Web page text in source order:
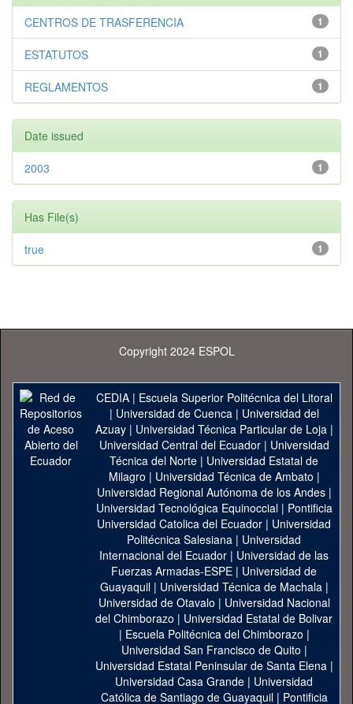
1
CENTROS DE TRASFERENCIA
1
ESTATUTOS
1
REGLAMENTOS
Date issued
1
2003
Has File(s)
1
true
Copyright 2024 ESPOL
CEDIA| Escuela Superior Politécnica del Litoral
| Universidad de Cuenca| Universidad del
Azuay| Universidad Técnica Particular de Loja|
Universidad Central del Ecuador| Universidad
Técnica del Norte | Universidad Estatal de
Milagro | Universidad Técnica de Ambato |
Universidad Regional Autónoma de los Andes|
Universidad Tecnológica Equinoccial| Pontificia
Universidad Catolica del Ecuador | Universidad
Politécnica Salesiana | Universidad
Internacional del Ecuador | Universidad de las
Fuerzas Armadas-ESPE | Universidad de
Guayaquil| Universidad Técnica de Machala|
Universidad de Otavalo | Universidad Nacional
del Chimborazo | Universidad Estatal de Bolivar
| Escuela Politécnica del Chimborazo |
Universidad San Francisco de Quito |
Universidad Estatal Peninsular de Santa Elena|
Universidad Casa Grande | Universidad
Católica de Santiago de Guayaquil| Pontificia